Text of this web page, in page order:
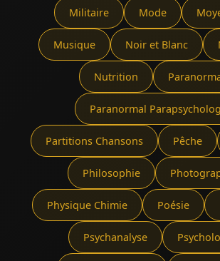
Militaire Mode
Musique Noir et Blanc
Nutrition
Paranormal
Partitions Chansons Pêche
Philosophie
Physique Chimie Poésie
Psychanalyse